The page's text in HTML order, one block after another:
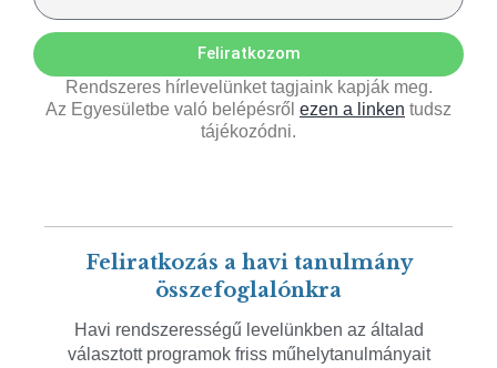
Feliratkozom
Rendszeres hírlevelünket tagjaink kapják meg.
Az Egyesületbe való belépésről ezen a linken tudsz
tájékozódni.
Feliratkozás a havi tanulmány
összefoglalónkra
Havi rendszerességű levelünkben az általad
választott programok friss műhelytanulmányait